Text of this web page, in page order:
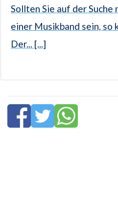
Sollten Sie auf der Suche
einer Musikband sein, so
Der... [...]